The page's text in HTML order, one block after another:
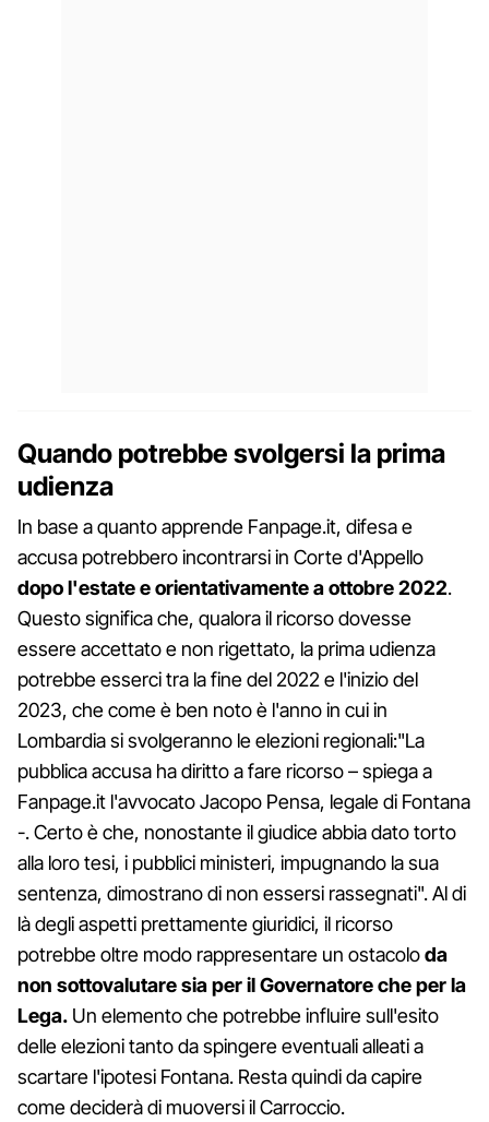
Quando potrebbe svolgersi la prima
udienza
In base a quanto apprende Fanpage.it, difesa e
accusa potrebbero incontrarsi in Corte d'Appello
dopo l'estate e orientativamente a ottobre 2022.
Questo significa che, qualora il ricorso dovesse
essere accettato e non rigettato, la prima udienza
potrebbe esserci tra la fine del 2022 e l'inizio del
2023, che come è ben noto è l'anno in cui in
Lombardia si svolgeranno le elezioni regionali:"La
pubblica accusa ha diritto a fare ricorso – spiega a
Fanpage.it l'avvocato Jacopo Pensa, legale di Fontana
-. Certo è che, nonostante il giudice abbia dato torto
alla loro tesi, i pubblici ministeri, impugnando la sua
sentenza, dimostrano di non essersi rassegnati". Al di
là degli aspetti prettamente giuridici, il ricorso
potrebbe oltre modo rappresentare un ostacoloda
non sottovalutare sia per il Governatore che per la
Lega. Un elemento che potrebbe influire sull'esito
delle elezioni tanto da spingere eventuali alleati a
scartare l'ipotesi Fontana. Resta quindi da capire
come deciderà di muoversi il Carroccio.